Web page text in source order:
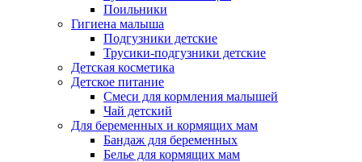
Поильники
Гигиена малыша
Подгузники детские
Трусики-подгузники детские
Детская косметика
Детское питание
Смеси для кормления малышей
Чай детский
Для беременных и кормящих мам
Бандаж для беременных
Белье для кормящих мам